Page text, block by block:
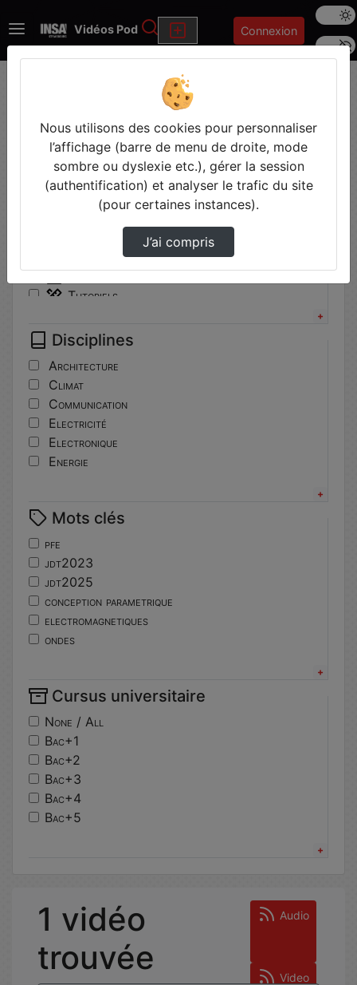
Vidéos Pod Rechercher Connexion
Mode
Police
1 vidéo
trouvée
Audio
Video
Filtres
Types
Autre
Communication institutionnelle
Conférence
Travaux pratiques
Tutoriels
Disciplines
Architecture
Climat
Communication
Electricité
Electronique
Energie
Langues
Matériaux
Mécanique
Mécatronique
Numérique
Pédagogie
Physique
Système embarqué
Mots clés
pfe
jdt2023
jdt2025
conception parametrique
electromagnetiques
ondes
jdt2024
architecture
electromagnetisme
algorithmique
hceres
insa strasbourg
moodle
java
Cursus universitaire
None / All
Bac+1
Bac+2
Bac+3
Bac+4
Bac+5
Other
Nous utilisons des cookies pour personnaliser
l’affichage (barre de menu de droite, mode
sombre ou dyslexie etc.), gérer la session
(authentification) et analyser le trafic du site
(pour certaines instances).
J’ai compris